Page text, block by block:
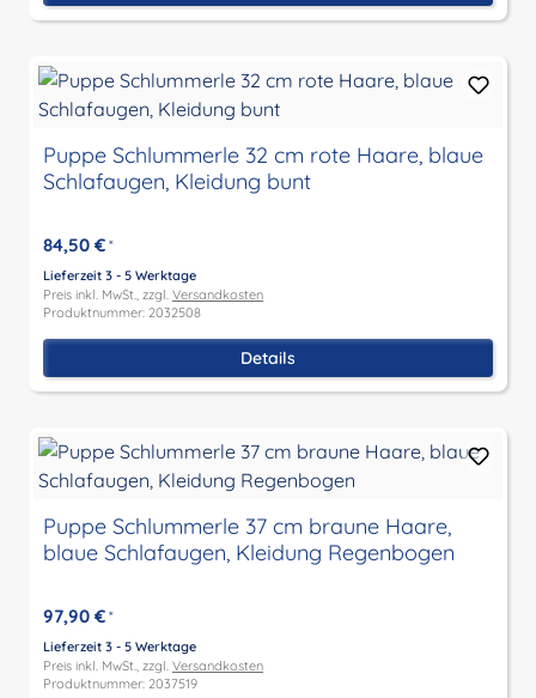
Puppe Schlummerle 32 cm rote Haare, blaue
Schlafaugen, Kleidung bunt
84,50 € *
Lieferzeit 3 - 5 Werktage
Preis inkl. MwSt., zzgl. Versandkosten
Produktnummer: 2032508
Details
Puppe Schlummerle 37 cm braune Haare,
blaue Schlafaugen, Kleidung Regenbogen
97,90 € *
Lieferzeit 3 - 5 Werktage
Preis inkl. MwSt., zzgl. Versandkosten
Produktnummer: 2037519